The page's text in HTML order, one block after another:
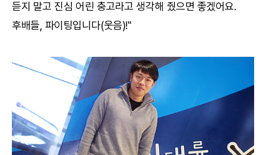
듣지 말고 진심 어린 충고라고 생각해 줬으면 좋겠어요.
후배들, 파이팅입니다(웃음)!"